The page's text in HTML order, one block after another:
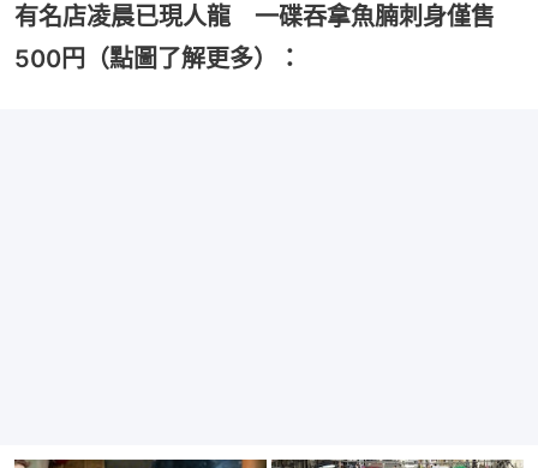
有名店凌晨已現人龍 一碟吞拿魚腩刺身僅售
500円（點圖了解更多）：